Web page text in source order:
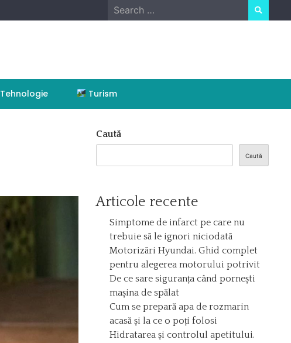
Search
for:
Tehnologie Turism
Caută
Caută
Articole recente
Simptome de infarct pe care nu
trebuie să le ignori niciodată
Motorizări Hyundai. Ghid complet
pentru alegerea motorului potrivit
De ce sare siguranța când pornești
mașina de spălat
Cum se prepară apa de rozmarin
acasă și la ce o poți folosi
Hidratarea și controlul apetitului.